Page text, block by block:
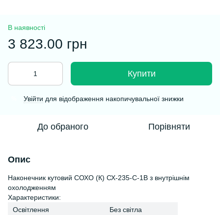
В наявності
3 823.00 грн
Купити
Увійти для відображення накопичувальної знижки
До обраного Порівняти
Опис
Наконечник кутовий СОХО (К) СХ-235-С-1В з внутрішнім
охолодженням
Характеристики:
Освітлення
Без світла